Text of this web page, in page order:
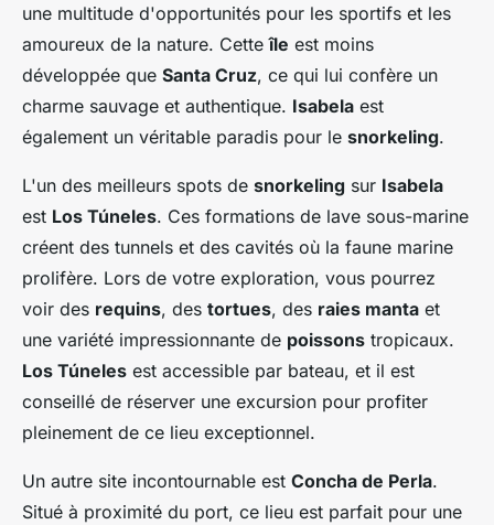
une multitude d'opportunités pour les sportifs et les
amoureux de la nature. Cetteîle est moins
développée que Santa Cruz, ce qui lui confère un
charme sauvage et authentique. Isabela est
également un véritable paradis pour le snorkeling.
L'un des meilleurs spots de snorkeling sur Isabela
est Los Túneles. Ces formations de lave sous-marine
créent des tunnels et des cavités où la faune marine
prolifère. Lors de votre exploration, vous pourrez
voir des requins, des tortues, des raies manta et
une variété impressionnante de poissons tropicaux.
Los Túneles est accessible par bateau, et il est
conseillé de réserver une excursion pour profiter
pleinement de ce lieu exceptionnel.
Un autre site incontournable est Concha de Perla.
Situé à proximité du port, ce lieu est parfait pour une